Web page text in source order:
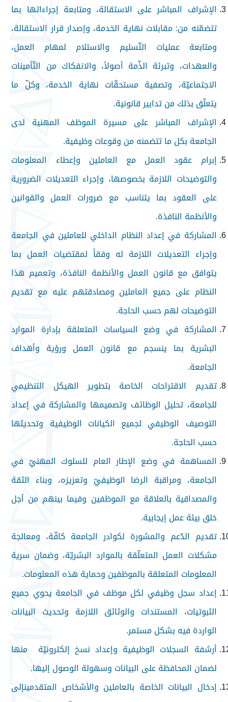
الإشراف المباشر على الاستقالة، ومتابعة إجراءاتها بما
تتضمّنه من: مقابلات نهاية الخدمة، وإصدار قرار الاستقالة،
ومتابعة عمليات التّسليم والاستلام لمهام العمل،
والعهدات، وتبرئة الذّمة أصولاً، والانفكاك من التّأمينات
الاجتماعيّة، وتصفية مستحقّات نهاية الخدمة، وكلّ ما
يتعلّق بذلك من تدابير قانونية.
الإشراف المباشر على مسيرة الموظف المهنية لدى
الجامعة بكل ما تتضمنه من وقوعات وظيفية.
إبرام عقود العمل مع العاملين وإعطاء المعلومات
والتوضيحات اللازمة بخصوصها، وإجراء التعديلات الضرورية
على العقود بما يتناسب مع ضرورات العمل والقوانين
والأنظمة النافذة.
المشاركة في إعداد النظام الداخلي للعاملين في الجامعة
وإجراء التعديلات اللازمة له وفقاً لمقتضيات العمل بما
يتوافق مع قانون العمل والأنظمة النافذة، وتعميم هذا
النظام على جميع العاملين ومصادقتهم عليه مع تقديم
التوضيحات لهم حسب الحاجة.
المشاركة في وضع السياسات المتعلقة بإدارة الموارد
البشرية بما ينسجم مع قانون العمل ورؤية وأهداف
الجامعة.
تقديم الاقتراحات الخاصة بتطوير الهيكل التنظيمي
للجامعة، تحليل الوظائف وتصميمها والمشاركة في إعداد
التوصيف الوظيفي لجميع الكيانات الوظيفية وتحديثها
حسب الحاجة.
المساهمة في وضع الإطار العام للسلوك المهنيّ في
الجامعة، ومراقبة الرضا الوظيفيّ وتعزيزه، وبناء الثقة
والمصداقية بالعلاقة مع الموظفين وفيما بينهم من أجل
خلق بيئة عمل إيجابية.
تقديم الدّعم والمشورة لكوادر الجامعة كافّة، ومعالجة
مشكلات العمل المتعلّقة بالموارد البشريّة، وضمان سرية
المعلومات المتعلقة بالموظفين وحماية هذه المعلومات.
إعداد سجل وظيفي لكل موظف في الجامعة يحوي جميع
الثبوتيات، المستندات والوثائق اللازمة وتحديث البيانات
الواردة فيه بشكل مستمر.
أرشفة السجلات الوظيفية وإعداد نسخ إلكترونيّة منها
لضمان المحافظة على البيانات وسهولة الوصول إليها.
إدخال البيانات الخاصة بالعاملين والأشخاص المتقدمينإلى